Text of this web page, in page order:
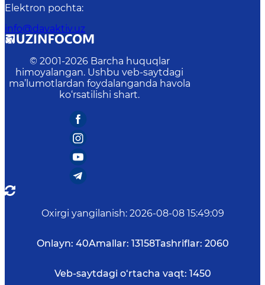
Elektron pochta:
info@davaktiv.uz
© 2001-2026 Barcha huquqlar
himoyalangan. Ushbu veb-saytdagi
ma’lumotlardan foydalanganda havola
ko‘rsatilishi shart.
Oxirgi yangilanish: 2026-08-08 15:49:09
Onlayn: 40Amallar: 13158Tashriflar: 2060
Veb-saytdagi o‘rtacha vaqt: 1450